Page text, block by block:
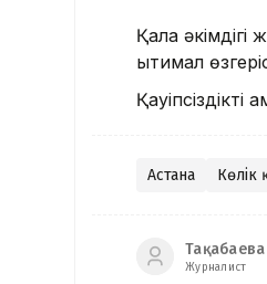
Қала
ықтимал
Астана Көлік
Журналист